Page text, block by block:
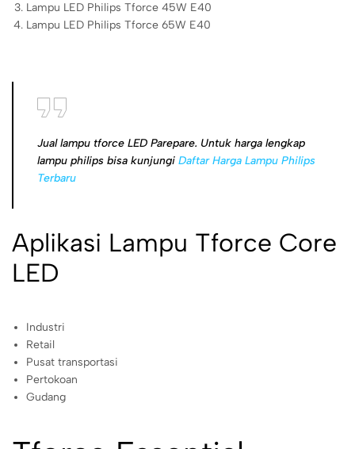
Lampu LED Philips Tforce 45W E40
Lampu LED Philips Tforce 65W E40
Jual lampu tforce LED Parepare. Untuk harga lengkap
lampu philips bisa kunjungi Daftar Harga Lampu Philips
Terbaru
Aplikasi Lampu Tforce Core
LED
Industri
Retail
Pusat transportasi
Pertokoan
Gudang